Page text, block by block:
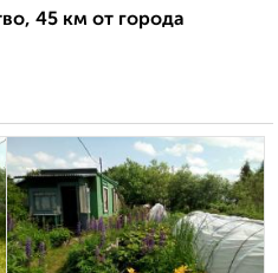
45 км от города